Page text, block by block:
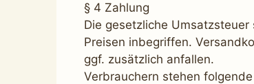
§ 4 Zahlung
Die gesetzliche
Preisen inbegriffen.
ggf. zusätzlich anfallen.
Verbrauchern stehen